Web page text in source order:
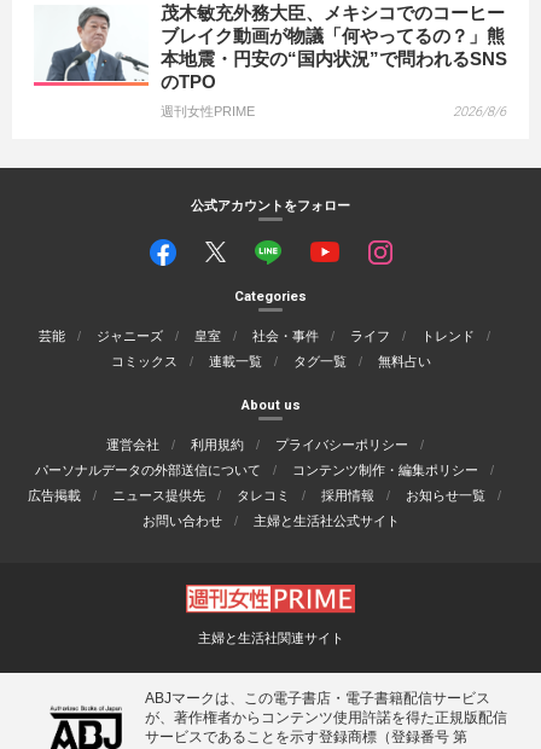
茂木敏充外務大臣、メキシコでのコーヒー
ブレイク動画が物議「何やってるの？」熊
本地震・円安の“国内状況”で問われるSNS
のTPO
週刊女性PRIME 2026/8/6
公式アカウントをフォロー
Categories
芸能 ジャニーズ 皇室 社会・事件 ライフ
トレンド
コミックス
連載一覧 タグ一覧 無料占い
About us
運営会社 利用規約
プライバシーポリシー
パーソナルデータの外部送信について
コンテンツ制作・編集ポリシー
広告掲載
ニュース提供先 タレコミ 採用情報
お知らせ一覧
お問い合わせ
主婦と生活社公式サイト
主婦と生活社関連サイト
ABJマークは、この電子書店・電子書籍配信サービス
が、著作権者からコンテンツ使用許諾を得た正規版配信
サービスであることを示す登録商標（登録番号 第